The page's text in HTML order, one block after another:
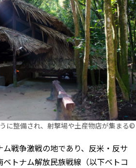
に整備され、射撃場や土産物店が集まる©
戦争激戦の地であり、反米・反サ
トナム解放民族戦線（以下ベトコ